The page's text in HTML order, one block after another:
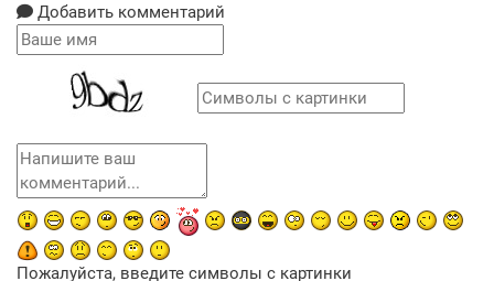
Добавить комментарий
Пожалуйста, введите символы с картинки